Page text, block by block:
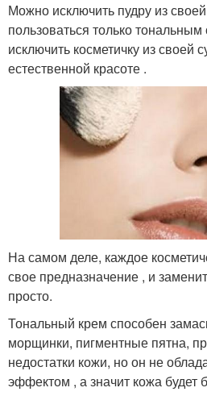
Можно исключить пудру из
пользоваться только
исключить косметичку из своей
естественной красоте .
На самом деле, каждое
свое предназначение , и
просто.
Тональный крем способен
морщинки, пигментные пятна,
недостатки кожи, но он не
эффектом , а значит кожа будет